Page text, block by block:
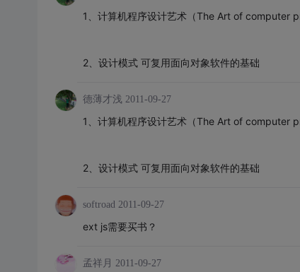
1、计算机程序设计艺术（The Art of computer
2、设计模式 可复用面向对象软件的基础
德薄才浅 2011-09-27
1、计算机程序设计艺术（The Art of computer
2、设计模式 可复用面向对象软件的基础
softroad 2011-09-27
ext js需要买书？
孟祥月 2011-09-27